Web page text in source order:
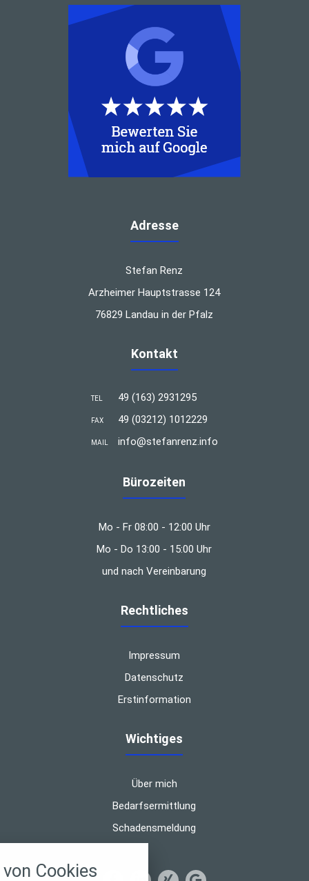
Adresse
Stefan Renz
Arzheimer Hauptstrasse 124
76829 Landau in der Pfalz
Kontakt
TEL 49 (163) 2931295
FAX 49 (03212) 1012229
MAIL info@stefanrenz.info
Bürozeiten
Mo - Fr 08:00 - 12:00 Uhr
Mo - Do 13:00 - 15:00 Uhr
und nach Vereinbarung
Rechtliches
Impressum
Datenschutz
Erstinformation
Wichtiges
Über mich
Bedarfsermittlung
Schadensmeldung
Cookies
alle verwendeten Cookies und